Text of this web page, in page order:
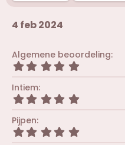
4 feb 2024
Algemene beoordeling
5
s
r
Intiem
5
s
Pijpen
5